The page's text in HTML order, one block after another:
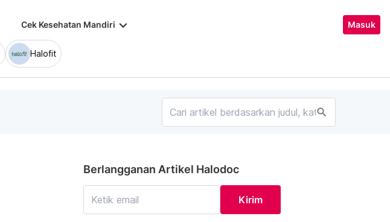
Cek Kesehatan Mandiri keyboard_arrow_down Masuk
Halofit
search
Berlangganan Artikel Halodoc
Kirim